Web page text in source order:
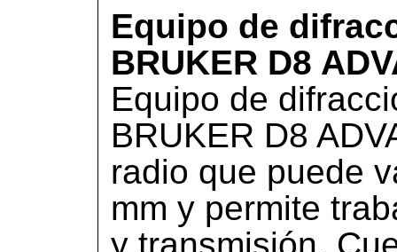
Equipo de
BRUKER D8
Equipo de
BRUKER D8
radio que puede
mm y permite
y transmisión.